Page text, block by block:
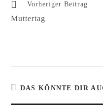
Vorheriger Beitrag
Muttertag
DAS KÖNNTE DIR